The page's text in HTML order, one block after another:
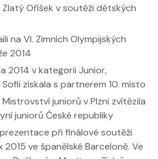
Zlatý Oříšek v soutěži dětských
na VI. Zimních Olympijských
2014
2014 v kategorii Junior,
získala s partnerem 10. místo
juniorů v Plzni zvítězila
juniorů České republiky
při finálové soutěži
2015 ve španělské Barceloně. Ve